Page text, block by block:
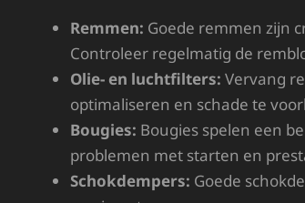
Remmen: Goede remmen zijn
Controleer regelmatig de
Olie- en luchtfilters: Vervang
optimaliseren en schade te
Bougies: Bougies spelen een
problemen met starten en
Schokdempers: Goede